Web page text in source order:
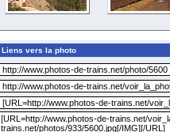
Liens vers la photo